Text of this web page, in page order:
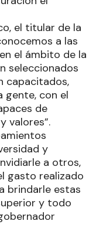
el titular de la
a las
el ámbito de la
seleccionados
capacitados,
gente, con el
de
valores”.
y
a otros,
gasto realizado
brindarle estas
y todo